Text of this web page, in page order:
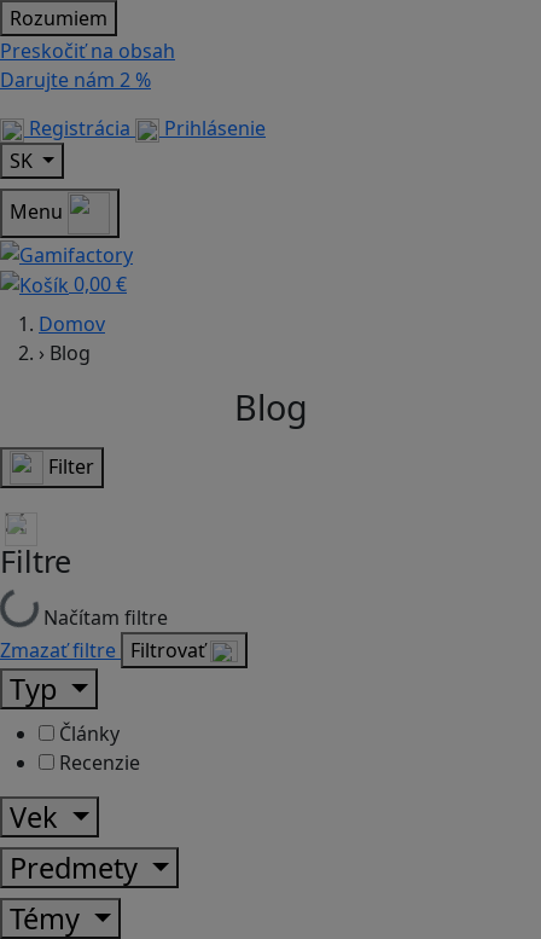
Rozumiem
Preskočiť na obsah
Darujte nám 2 %
Registrácia
Prihlásenie
SK
Menu
0,00 €
Domov
› Blog
Blog
Filter
Filtre
Načítam filtre
Zmazať filtre Filtrovať
Typ
Články
Recenzie
Vek
Predmety
Témy